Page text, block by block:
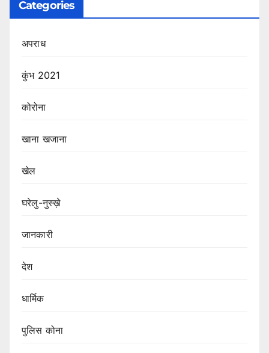
Categories
अपराध
कुंभ 2021
कोरोना
खाना खजाना
खेल
घरेलु-नुस्ख़े
जानकारी
देश
धार्मिक
पुलिस कोना